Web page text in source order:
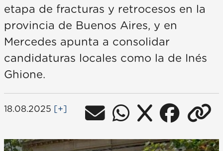
etapa de fracturas y retrocesos en la
provincia de Buenos Aires, y en
Mercedes apunta a consolidar
candidaturas locales como la de Inés
Ghione.
18.08.2025 [+]